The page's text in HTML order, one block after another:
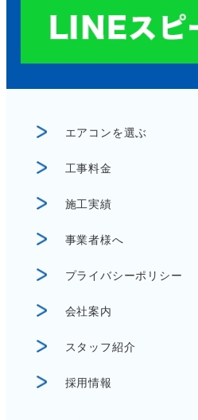
エアコンを選ぶ
工事料金
施工実績
事業者様へ
プライバシーポリシー
会社案内
スタッフ紹介
採用情報